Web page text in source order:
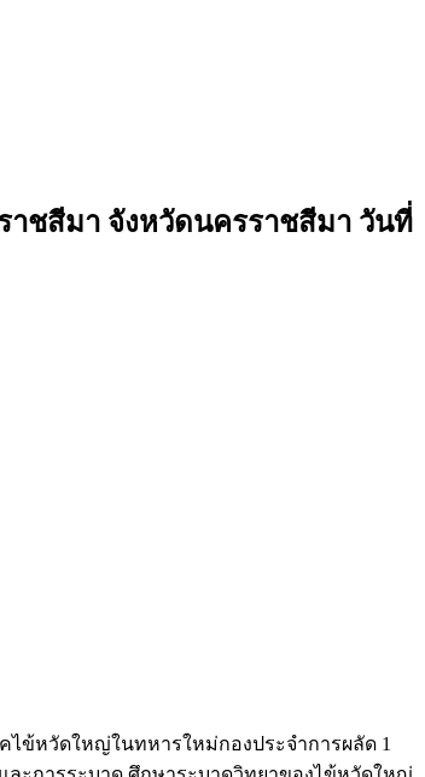
าชสีมา จังหวัดนครราชสีมา วันที่
ไข้หวัดใหญ่ในทหารใหม่กองประจำการผลัด 1